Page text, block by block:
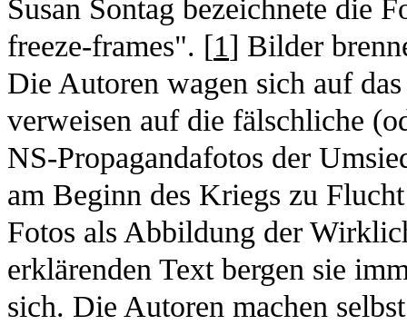
Susan Sontag bezeichnete die
freeze-frames". [1] Bilder
Die Autoren wagen sich auf
verweisen auf die fälschliche
NS-Propagandafotos der
am Beginn des Kriegs zu
Fotos als Abbildung der
erklärenden Text bergen sie
sich. Die Autoren machen